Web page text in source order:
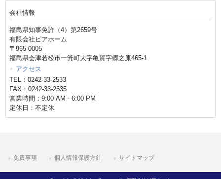
会社情報
福島県知事免許（4）第2659号
有限会社ピアホーム
〒965-0005
福島県会津若松市一箕町大字亀賀字郷之原465-1
アクセス
TEL：0242-33-2533
FAX：0242-33-2535
営業時間：9:00 AM - 6:00 PM
定休日：不定休
免責事項 個人情報保護方針 サイトマップ